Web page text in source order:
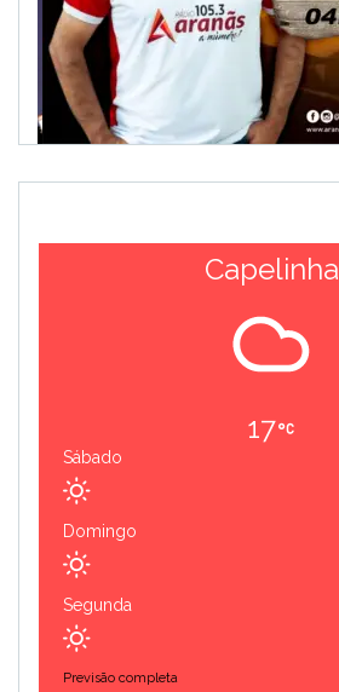
Capelinha
17
Sábado
Domingo
Segunda
Previsão completa